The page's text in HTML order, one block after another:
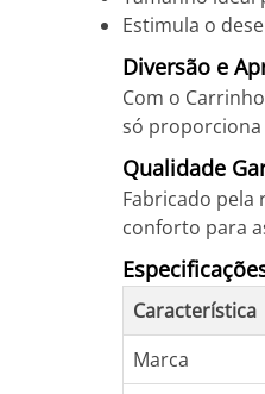
Estimula o
Diversão e
Com o
só proporciona
Qualidade
Fabricado pela
conforto para
Característica
Marca